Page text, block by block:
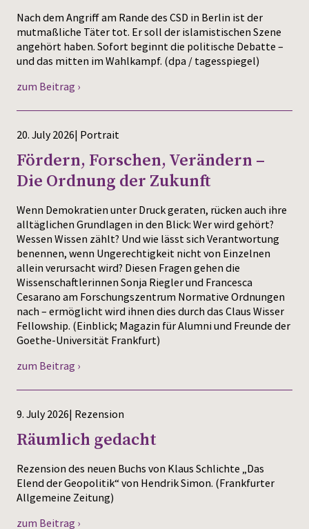
Nach dem Angriff am Rande des CSD in Berlin ist der
mutmaßliche Täter tot. Er soll der islamistischen Szene
angehört haben. Sofort beginnt die politische Debatte –
und das mitten im Wahlkampf. (dpa / tagesspiegel)
zum Beitrag ›
20. July 2026| Portrait
Fördern, Forschen, Verändern –
Die Ordnung der Zukunft
Wenn Demokratien unter Druck geraten, rücken auch ihre
alltäglichen Grundlagen in den Blick: Wer wird gehört?
Wessen Wissen zählt? Und wie lässt sich Verantwortung
benennen, wenn Ungerechtigkeit nicht von Einzelnen
allein verursacht wird? Diesen Fragen gehen die
Wissenschaftlerinnen Sonja Riegler und Francesca
Cesarano am Forschungszentrum Normative Ordnungen
nach – ermöglicht wird ihnen dies durch das Claus Wisser
Fellowship. (Einblick; Magazin für Alumni und Freunde der
Goethe-Universität Frankfurt)
zum Beitrag ›
9. July 2026| Rezension
Räumlich gedacht
Rezension des neuen Buchs von Klaus Schlichte „Das
Elend der Geopolitik“ von Hendrik Simon. (Frankfurter
Allgemeine Zeitung)
zum Beitrag ›